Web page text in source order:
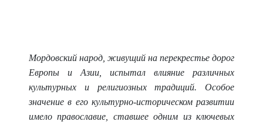
Мордовский народ, живущий на перекрестье дорог
Европы и Азии, испытал влияние различных
культурных и религиозных традиций. Особое
значение в его культурно-историческом развитии
имело православие, ставшее одним из ключевых